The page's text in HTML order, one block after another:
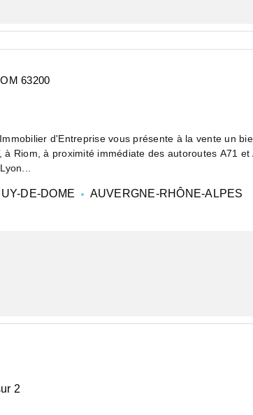
63200
d'Entreprise vous présente à la vente un
à Riom, à proximité immédiate des autoroutes A71
DE-DOME AUVERGNE-RHÔNE-ALPES
2